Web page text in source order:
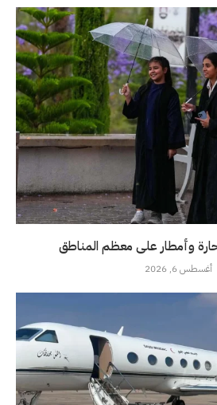
وأمطار على معظم المناطق
أغسطس 6, 2026